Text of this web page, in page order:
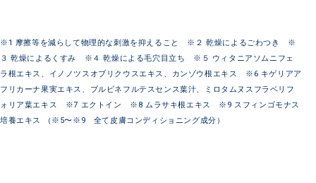
※1 摩擦等を減らして物理的な刺激を抑えること ※２ 乾燥によるごわつき ※
３ 乾燥によるくすみ ※４ 乾燥による毛穴目立ち ※５ ウィタニアソムニフェ
ラ根エキス、イノノツスオブリクウスエキス、カンゾウ根エキス ※6 キゲリアア
フリカーナ果実エキス、ブルビネフルテスセンス葉汁、ミロタムヌスフラベリフ
ォリア葉エキス ※7 エクトイン ※8 ムラサキ根エキス ※9 スフィンゴモナス
培養エキス （※5〜※9 全て皮膚コンディショニング成分）